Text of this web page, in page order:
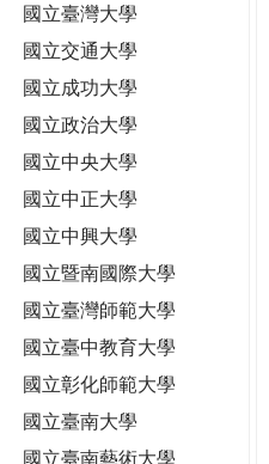
國立臺灣大學
國立交通大學
國立成功大學
國立政治大學
國立中央大學
國立中正大學
國立中興大學
國立暨南國際大學
國立臺灣師範大學
國立臺中教育大學
國立彰化師範大學
國立臺南大學
國立臺南藝術大學